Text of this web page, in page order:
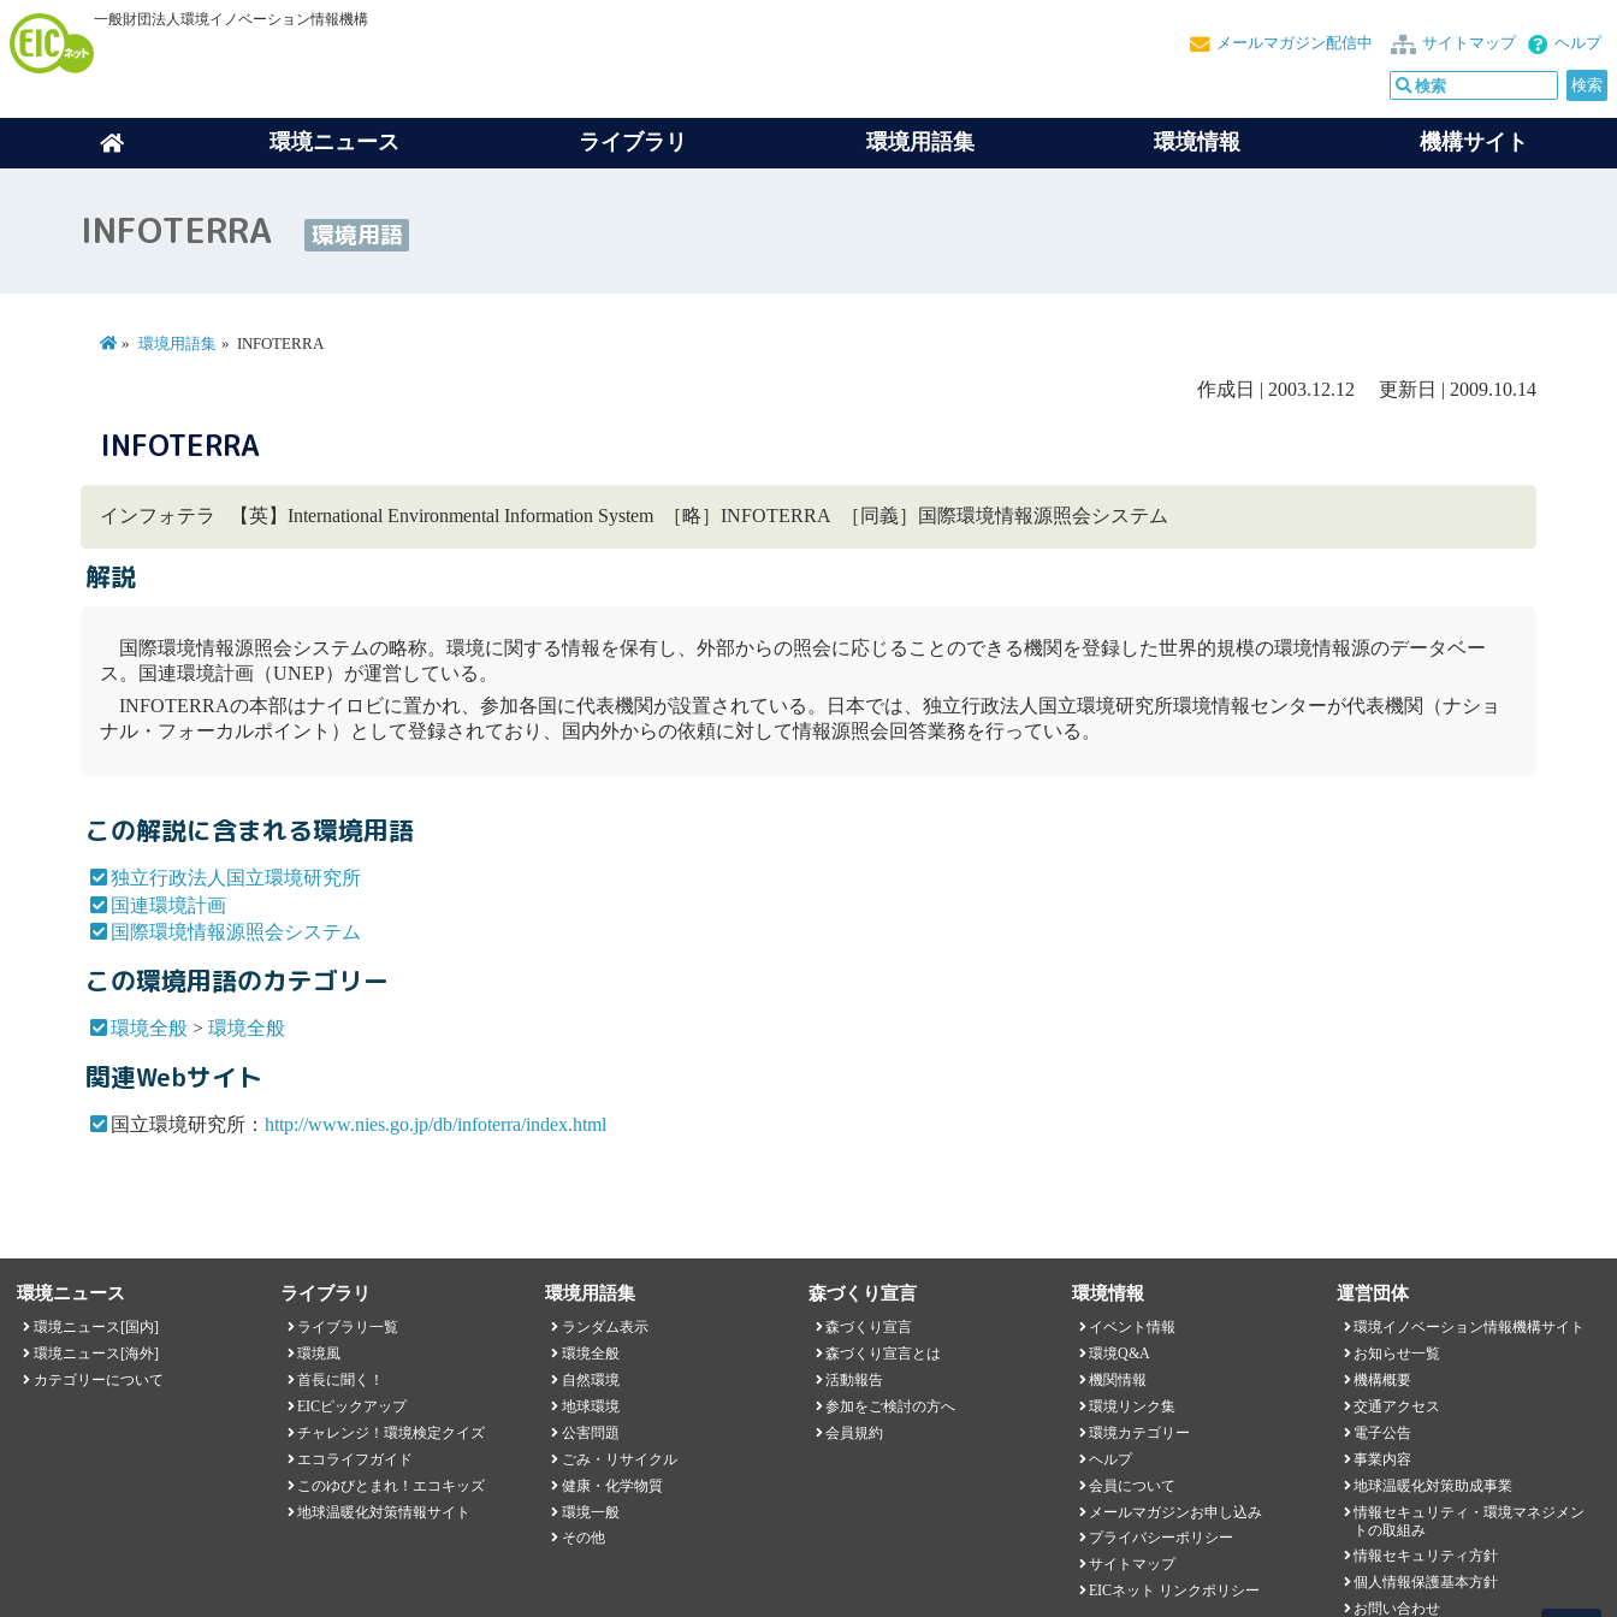
一般財団法人環境イノベーション情報機構
ヘルプ
サイトマップ
メールマガジン配信中
環境ニュース ライブラリ 環境用語集 環境情報 機構サイト
INFOTERRA 環境用語
環境用語集 INFOTERRA
作成日 | 2003.12.12 更新日 | 2009.10.14
INFOTERRA
インフォテラ 【英】International Environmental Information System ［略］INFOTERRA ［同義］国際環境情報源照会システム
解説
国際環境情報源照会システムの略称。環境に関する情報を保有し、外部からの照会に応じることのできる機関を登録した世界的規模の環境情報源のデータベー
ス。
国連環境計画 （UNEP）が運営している。
INFOTERRAの本部はナイロビに置かれ、参加各国に代表機関が設置されている。日本では、独立行政法人国立環境研究所環境情報センターが代表機関（ナショ
ナル・フォーカルポイント）として登録されており、国内外からの依頼に対して情報源照会回答業務を行っている。
この解説に含まれる環境用語
独立行政法人国立環境研究所
国連環境計画
国際環境情報源照会システム
この環境用語のカテゴリー
環境全般 >環境全般
関連Webサイト
国立環境研究所：http://www.nies.go.jp/db/infoterra/index.html
環境ニュース
環境ニュース[国内]
環境ニュース[海外]
カテゴリーについて
ライブラリ
ライブラリ一覧
環境風
首長に聞く！
EICピックアップ
チャレンジ！環境検定クイズ
エコライフガイド
このゆびとまれ！エコキッズ
地球温暖化対策情報サイト
環境用語集
ランダム表示
環境全般
自然環境
地球環境
公害問題
ごみ・リサイクル
健康・化学物質
環境一般
その他
森づくり宣言
森づくり宣言
森づくり宣言とは
活動報告
参加をご検討の方へ
会員規約
環境情報
イベント情報
環境Q&A
機関情報
環境リンク集
環境カテゴリー
ヘルプ
会員について
メールマガジンお申し込み
プライバシーポリシー
サイトマップ
EICネット リンクポリシー
運営団体
環境イノベーション情報機構サイト
お知らせ一覧
機構概要
交通アクセス
電子公告
事業内容
地球温暖化対策助成事業
情報セキュリティ・環境マネジメン
トの取組み
情報セキュリティ方針
個人情報保護基本方針
お問い合わせ